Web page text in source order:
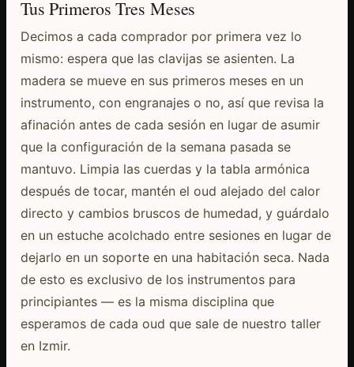
Tus Primeros Tres Meses
Decimos a cada comprador por primera vez lo
mismo: espera que las clavijas se asienten. La
madera se mueve en sus primeros meses en un
instrumento, con engranajes o no, así que revisa la
afinación antes de cada sesión en lugar de asumir
que la configuración de la semana pasada se
mantuvo. Limpia las cuerdas y la tabla armónica
después de tocar, mantén el oud alejado del calor
directo y cambios bruscos de humedad, y guárdalo
en un estuche acolchado entre sesiones en lugar de
dejarlo en un soporte en una habitación seca. Nada
de esto es exclusivo de los instrumentos para
principiantes — es la misma disciplina que
esperamos de cada oud que sale de nuestro taller
en Izmir.